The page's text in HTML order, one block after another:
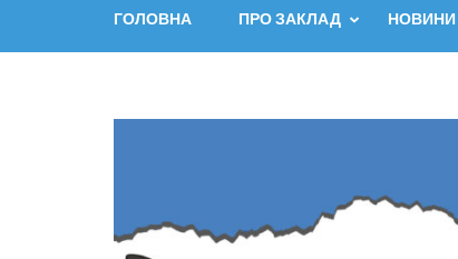
ГОЛОВНА ПРО ЗАКЛАД НОВИНИ